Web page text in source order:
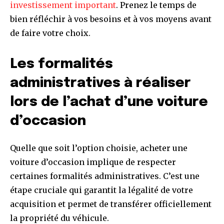
investissement important. Prenez le temps de
bien réfléchir à vos besoins et à vos moyens avant
de faire votre choix.
Les formalités
administratives à réaliser
lors de l’achat d’une voiture
d’occasion
Quelle que soit l’option choisie, acheter une
voiture d’occasion implique de respecter
certaines formalités administratives. C’est une
étape cruciale qui garantit la légalité de votre
acquisition et permet de transférer officiellement
la propriété du véhicule.